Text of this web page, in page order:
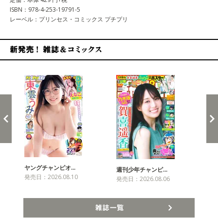
ISBN：978-4-253-19791-5
レーベル：プリンセス・コミックス プチプリ
ヤングチャンピオ…
発売日：2026.08.10
週刊少年チャンピ…
発売日：2026.08.06